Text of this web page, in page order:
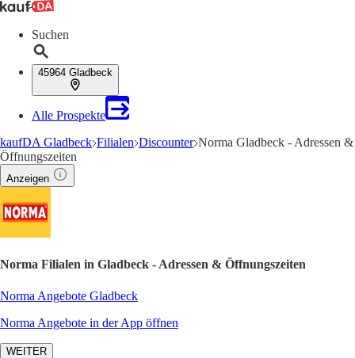
Suchen
45964 Gladbeck
Alle Prospekte
kaufDA Gladbeck Filialen Discounter Norma Gladbeck - Adressen &
Öffnungszeiten
Anzeigen
Norma Filialen in Gladbeck - Adressen & Öffnungszeiten
Norma Angebote Gladbeck
Norma Angebote in der App öffnen
WEITER